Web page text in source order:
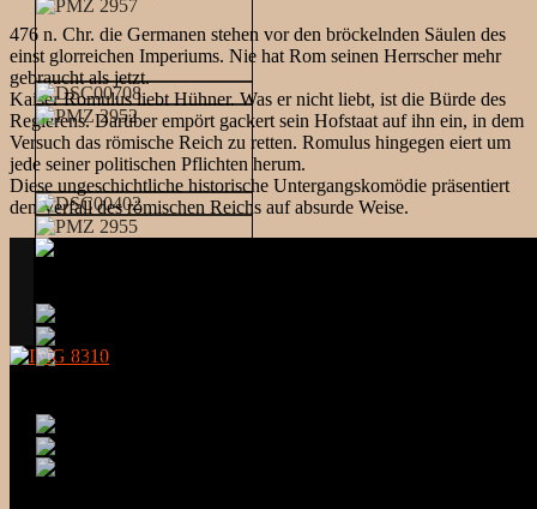
476 n. Chr. die Germanen stehen vor den bröckelnden Säulen des
einst glorreichen Imperiums. Nie hat Rom seinen Herrscher mehr
gebraucht als jetzt.
Kaiser Romulus liebt Hühner. Was er nicht liebt, ist die Bürde des
Regierens. Darüber empört gackert sein Hofstaat auf ihn ein, in dem
Versuch das römische Reich zu retten. Romulus hingegen eiert um
jede seiner politischen Pflichten herum.
Diese ungeschichtliche historische Untergangskomödie präsentiert
den Verfall des römischen Reichs auf absurde Weise.